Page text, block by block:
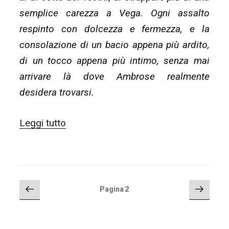
semplice carezza a Vega. Ogni assalto
respinto con dolcezza e fermezza, e la
consolazione di un bacio appena più ardito,
di un tocco appena più intimo, senza mai
arrivare là dove Ambrose realmente
desidera trovarsi.
Leggi tutto
PAGINAZIONE
DEGLI
Pagina
precedente
Pagina 2